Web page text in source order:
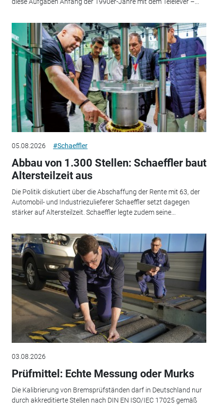
diese Aufgaben Anfang der 1990er-Jahre mit dem Telelever –...
05.08.2026 #Schaeffler
Abbau von 1.300 Stellen: Schaeffler baut
Altersteilzeit aus
Die Politik diskutiert über die Abschaffung der Rente mit 63, der
Automobil- und Industriezulieferer Schaeffler setzt dagegen
stärker auf Altersteilzeit. Schaeffler legte zudem seine...
03.08.2026
Prüfmittel: Echte Messung oder Murks
Die Kalibrierung von Bremsprüfständen darf in Deutschland nur
durch akkreditierte Stellen nach DIN EN ISO/IEC 17025 gemäß